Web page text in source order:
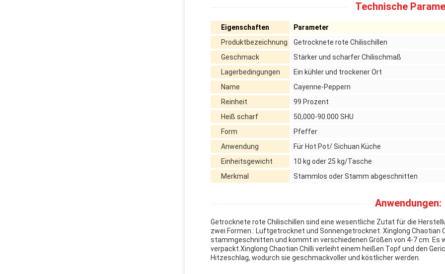
Technische
Eigenschaften
Parameter
Produktbezeichnung
Getrocknete rote Chilischillen
Geschmack
Stärker und scharfer Chilischmaß
Lagerbedingungen
Ein kühler und trockener Ort
Name
Cayenne-Peppern
Reinheit
99 Prozent
Heiß scharf
50,000-90.000 SHU
Form
Pfeffer
Anwendung
Für Hot Pot/ Sichuan Küche
Einheitsgewicht
10 kg oder 25 kg/Tasche
Merkmal
Stammlos oder Stamm abgeschnitten
Anwendungen:
Getrocknete rote Chilischillen sind eine wesentliche Zutat für die
zwei Formen.: Luftgetrocknet und Sonnengetrocknet. Xinglong
stammgeschnitten und kommt in verschiedenen Größen von 4-7 cm. Es
verpackt.Xinglong Chaotian Chilli verleiht einem heißen Topf und den
Hitzeschlag, wodurch sie geschmackvoller und köstlicher werden.